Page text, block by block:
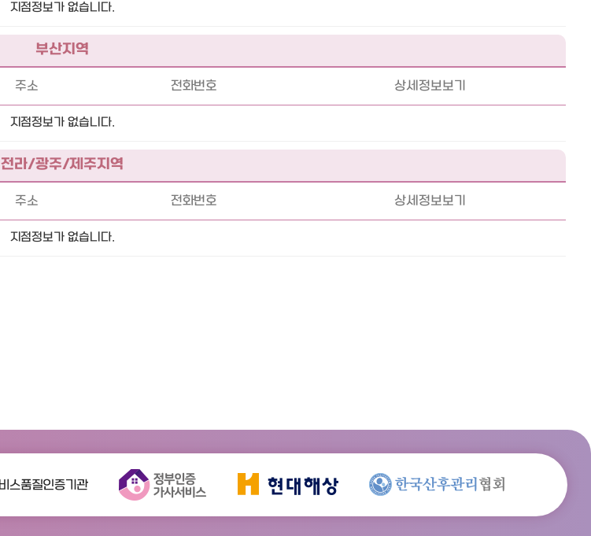
지점정보가 없습니다.
부산지역
주소 전화번호 상세정보보기
지점정보가 없습니다.
전라/광주/제주지역
주소 전화번호 상세정보보기
지점정보가 없습니다.